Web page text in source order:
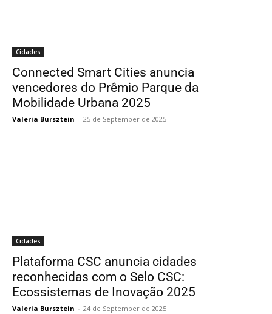
Cidades
Connected Smart Cities anuncia
vencedores do Prêmio Parque da
Mobilidade Urbana 2025
Valeria Bursztein - 25 de September de 2025
Cidades
Plataforma CSC anuncia cidades
reconhecidas com o Selo CSC:
Ecossistemas de Inovação 2025
Valeria Bursztein - 24 de September de 2025